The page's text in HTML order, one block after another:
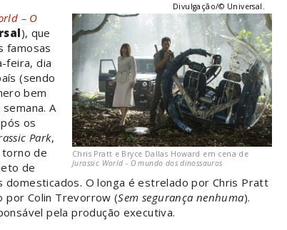
Divulgação/© Universal.
Chris Pratt e Bryce Dallas Howard em cena de
Jurassic World - O mundo dos dinossauros
– O
), que
famosas
feira, dia
(sendo
bem
A
os
Park,
torno de
de
domesticados. O longa é estrelado por Chris Pratt
por Colin Trevorrow (Sem segurança nenhuma).
pela produção executiva.